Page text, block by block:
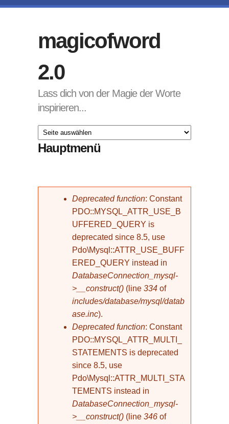
magicofword
2.0
Lass dich von der Magie der Worte
inspirieren...
Hauptmenü
Fehlermeldung
Deprecated function: Constant
PDO::MYSQL_ATTR_USE_B
UFFERED_QUERY is
deprecated since 8.5, use
Pdo\Mysql::ATTR_USE_BUFF
ERED_QUERY instead in
DatabaseConnection_mysql-
>__construct() (line 334 of
includes/database/mysql/datab
ase.inc).
Deprecated function: Constant
PDO::MYSQL_ATTR_MULTI_
STATEMENTS is deprecated
since 8.5, use
Pdo\Mysql::ATTR_MULTI_STA
TEMENTS instead in
DatabaseConnection_mysql-
>__construct() (line 346 of